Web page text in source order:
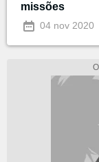
missões
04 nov 2020